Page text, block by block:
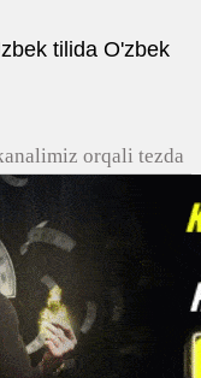
tilida O'zbek
orqali tezda